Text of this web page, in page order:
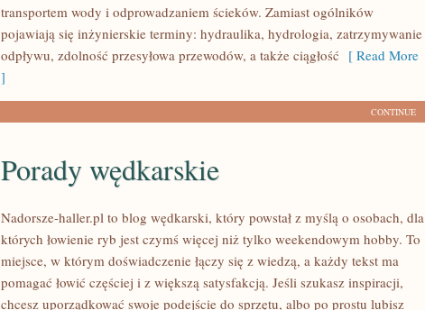
transportem wody i odprowadzaniem ścieków. Zamiast ogólników
pojawiają się inżynierskie terminy: hydraulika, hydrologia, zatrzymywanie
odpływu, zdolność przesyłowa przewodów, a także ciągłość [ Read More
]
CONTINUE
Porady wędkarskie
Nadorsze-haller.pl to blog wędkarski, który powstał z myślą o osobach, dla
których łowienie ryb jest czymś więcej niż tylko weekendowym hobby. To
miejsce, w którym doświadczenie łączy się z wiedzą, a każdy tekst ma
pomagać łowić częściej i z większą satysfakcją. Jeśli szukasz inspiracji,
chcesz uporządkować swoje podejście do sprzętu, albo po prostu lubisz